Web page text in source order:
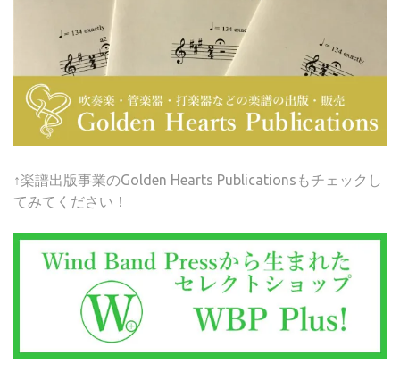
↑楽譜出版事業のGolden Hearts Publicationsもチェックし
てみてください！